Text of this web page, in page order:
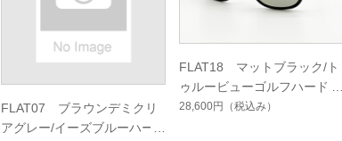
FLAT07 ブラウンデミクリ
アグレー/イーズブルーハー
FLAT18 マットブラック/ト
ゥルービューゴルフハードマ
ルチシングルコート
28,600円 （税込み）